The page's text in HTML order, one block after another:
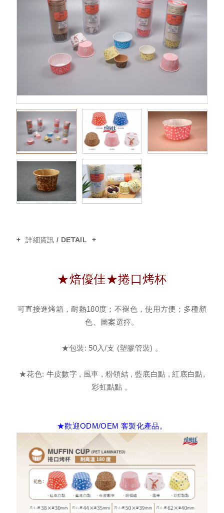
捲口烤杯
防油墊盤紙/餐盤紙、炸物吸油紙
瑞士捲紙 (白報紙/蛋捲捲紙)
牛卡紙托
輕食牛皮包裝盒
太陽哈雷杯
蛋糕墊
牛皮吐司紙
詳細資訊 / DETAIL
★焙優佳★捲口烤杯
可直接進烤箱，耐熱180度；不褪色，使用方便；多種顏
色、圖案選擇。
★包裝: 50入/支 (塑膠管裝) 。
★花色: 牛皮數字 , 風車 , 粉領結 , 藍底白點 , 紅底白點,
彩虹點點 。
★歡迎ODM/OEM 客製化產品。